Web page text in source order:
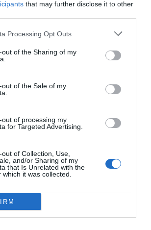
that may further disclose it to other
Processing Opt Outs
out of the Sharing of my
out of the Sale of my
out of processing my
for Targeted Advertising.
of Collection, Use,
and/or Sharing of my
that Is Unrelated with the
it was collected.
participarán empresas,
al sector cerámico y de
de un reto abierto, se seleccionará